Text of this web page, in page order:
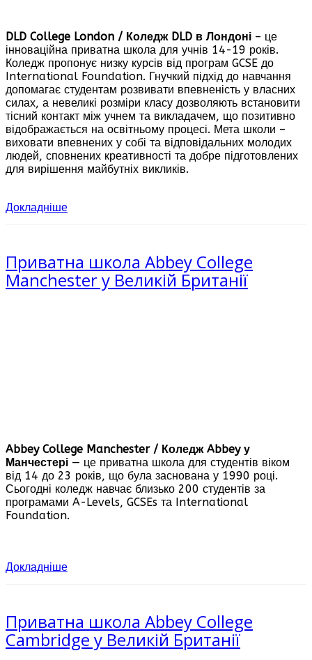
DLD College London / Коледж DLD в Лондоні – це
інноваційна приватна школа для учнів 14-19 років.
Коледж пропонує низку курсів від програм GCSE до
International Foundation. Гнучкий підхід до навчання
допомагає студентам розвивати впевненість у власних
силах, а невеликі розміри класу дозволяють встановити
тісний контакт між учнем та викладачем, що позитивно
відображається на освітньому процесі. Мета школи –
виховати впевнених у собі та відповідальних молодих
людей, сповнених креативності та добре підготовлених
для вирішення майбутніх викликів.
Докладніше
Приватна школа Abbey College
Manchester у Великій Британії
Abbey College Manchester / Коледж Abbey у
Манчестері — це приватна школа для студентів віком
від 14 до 23 років, що була заснована у 1990 році.
Сьогодні коледж навчає близько 200 студентів за
програмами A-Levels, GCSEs та International
Foundation.
Докладніше
Приватна школа Abbey College
Cambridge у Великій Британії